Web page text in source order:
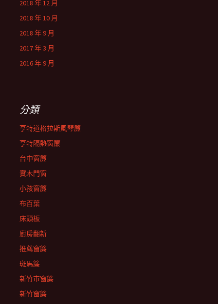
2018 年 12 月
2018 年 10 月
2018 年 9 月
2017 年 3 月
2016 年 9 月
分類
亨特道格拉斯風琴簾
亨特隔熱窗簾
台中窗簾
實木門窗
小孩窗簾
布百葉
床頭板
廚房翻新
推薦窗簾
斑馬簾
新竹市窗簾
新竹窗簾